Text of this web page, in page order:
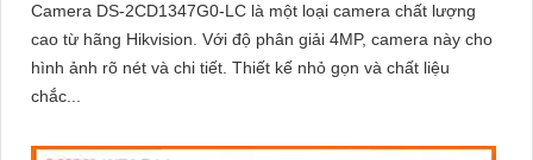
Camera DS-2CD1347G0-LC là một loại camera chất lượng
cao từ hãng Hikvision. Với độ phân giải 4MP, camera này cho
hình ảnh rõ nét và chi tiết. Thiết kế nhỏ gọn và chất liệu
chắc...